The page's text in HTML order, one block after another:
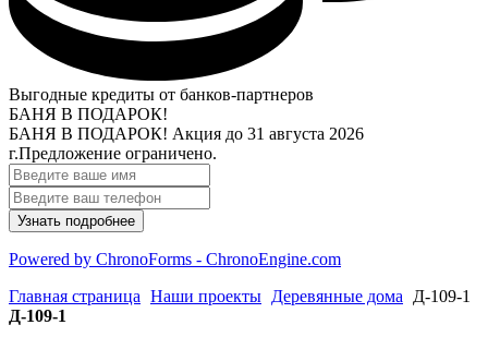
Выгодные кредиты от банков-партнеров
БАНЯ В ПОДАРОК!
БАНЯ В ПОДАРОК! Акция до 31 августа 2026
г.Предложение ограничено.
Powered by ChronoForms - ChronoEngine.com
Главная страница Наши проекты Деревянные дома
Д-109-1
Д-109-1